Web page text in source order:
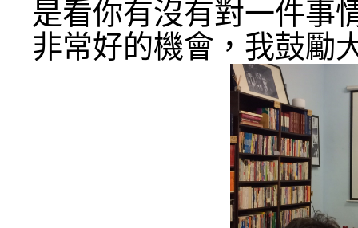
是看你有沒有對一件事
非常好的機會，我鼓勵